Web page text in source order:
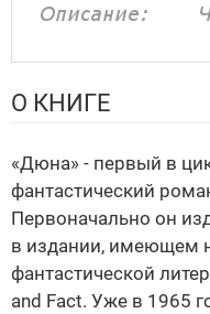
О КНИГЕ
«Дюна» - первый в
фантастический
Первоначально он
в издании, имеющем
фантастической
and Fact. Уже в 1965